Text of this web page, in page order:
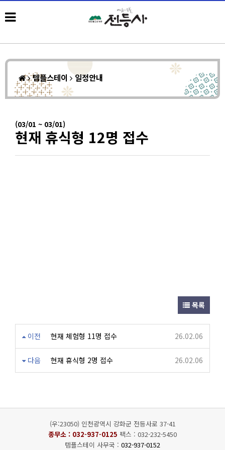
템플스테이 일정안내
(03/01 ~ 03/01)
현재 휴식형 12명 접수
목록
이전 현재 체험형 11명 접수 26.02.06
다음 현재 휴식형 2명 접수 26.02.06
(우:23050) 인천광역시 강화군 전등사로 37-41
종무소 : 032-937-0125 팩스 : 032-232-5450
템플스테이 사무국 : 032-937-0152